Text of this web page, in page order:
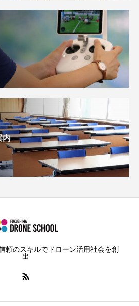
内
頼のスキルでドローン活用社会を創
出